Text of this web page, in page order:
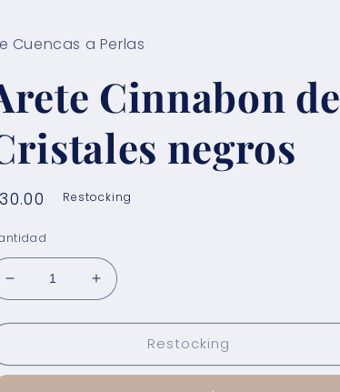
Cuencas a Perlas
Cinnabon de
negros
Restocking
Reducir
cantidad
para
Cinnabon
Aumentar
cantidad
para
Cinnabon
Restocking